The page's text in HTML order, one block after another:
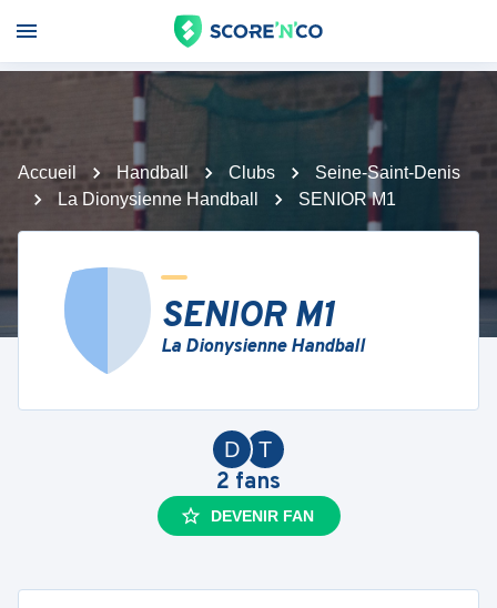
Accueil Handball Clubs
Seine-Saint-Denis
La Dionysienne Handball
SENIOR M1
SENIOR M1
La Dionysienne Handball
T
D
2 fans
DEVENIR FAN